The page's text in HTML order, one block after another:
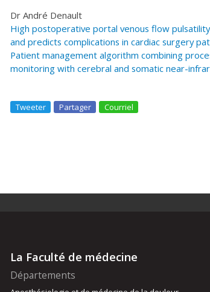
Dr André Denault
High postoperative portal venous flow
and predicts complications in cardiac surgery
Patient management algorithm combining
monitoring with cerebral and somatic near-
Tweeter Partager Courriel
La Faculté de médecine
Départements